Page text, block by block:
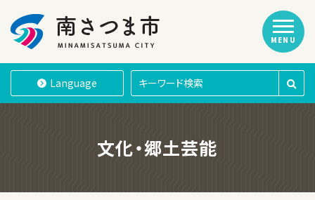
南さつま市
Language
MENU
文化・郷土芸能